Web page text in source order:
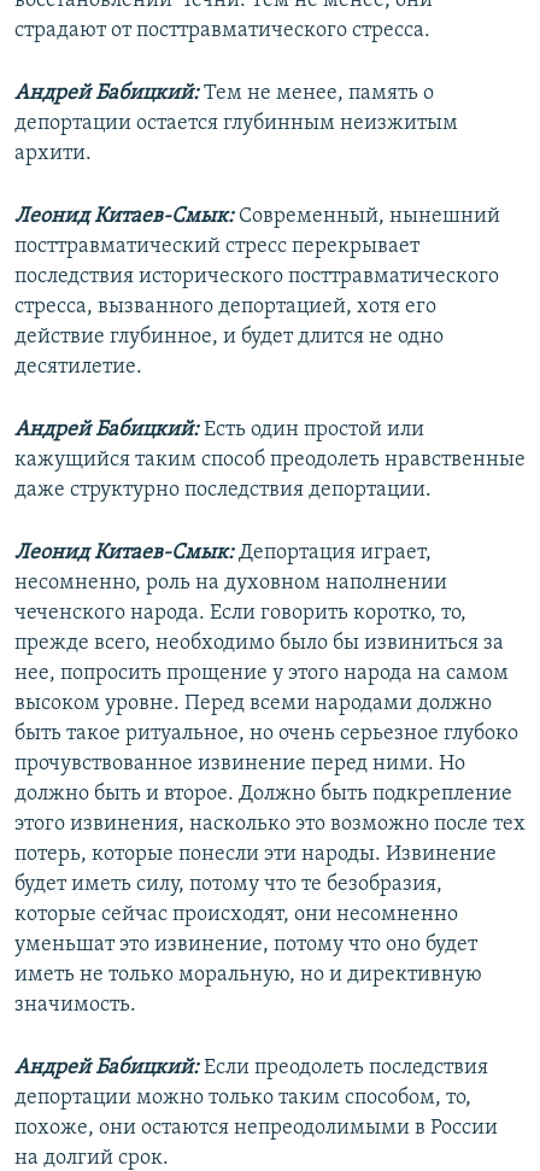
страдают от посттравматического стресса.
Андрей Бабицкий:Тем не менее, память о
депортации остается глубинным неизжитым
архити.
Леонид Китаев-Смык:Современный, нынешний
посттравматический стресс перекрывает
последствия исторического посттравматического
стресса, вызванного депортацией, хотя его
действие глубинное, и будет длится не одно
десятилетие.
Андрей Бабицкий:Есть один простой или
кажущийся таким способ преодолеть нравственные
даже структурно последствия депортации.
Леонид Китаев-Смык:Депортация играет,
несомненно, роль на духовном наполнении
чеченского народа. Если говорить коротко, то,
прежде всего, необходимо было бы извиниться за
нее, попросить прощение у этого народа на самом
высоком уровне. Перед всеми народами должно
быть такое ритуальное, но очень серьезное глубоко
прочувствованное извинение перед ними. Но
должно быть и второе. Должно быть подкрепление
этого извинения, насколько это возможно после тех
потерь, которые понесли эти народы. Извинение
будет иметь силу, потому что те безобразия,
которые сейчас происходят, они несомненно
уменьшат это извинение, потому что оно будет
иметь не только моральную, но и директивную
значимость.
Андрей Бабицкий:Если преодолеть последствия
депортации можно только таким способом, то,
похоже, они остаются непреодолимыми в России
на долгий срок.